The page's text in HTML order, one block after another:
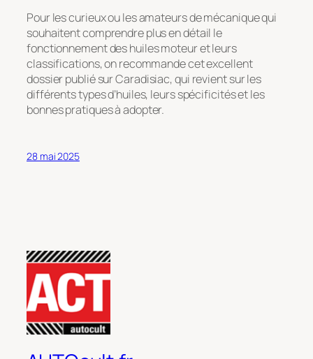
Pour les curieux ou les amateurs de mécanique qui
souhaitent comprendre plus en détail le
fonctionnement des huiles moteur et leurs
classifications, on recommande cet excellent
dossier publié surCaradisiac, qui revient sur les
différents types d’huiles, leurs spécificités et les
bonnes pratiques à adopter.
28 mai 2025